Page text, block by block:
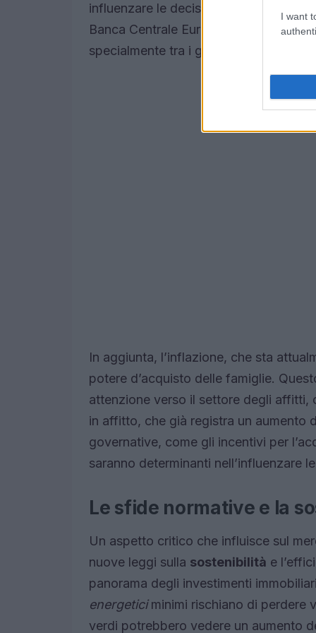
I want
influenzare le decisioni di acquisto.
Banca Centrale Europea potrebbe
specialmente tra i giovani acquirenti.
In aggiunta, l’inflazione, che sta
potere d’acquisto delle famiglie.
attenzione verso il settore degli affitti,
in affitto, che già registra un aumento
governative, come gli incentivi per
saranno determinanti nell’influenzare
Le sfide normative e la
Un aspetto critico che influisce sul
nuove leggi sulla sostenibilità e
panorama degli investimenti
energeticiminimi rischiano di perdere
verdi potrebbero vedere un aumento